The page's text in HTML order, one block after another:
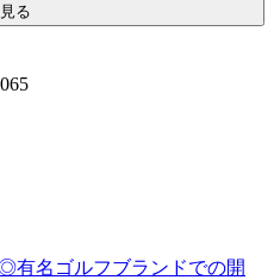
る
有名ゴルフブランドでの開